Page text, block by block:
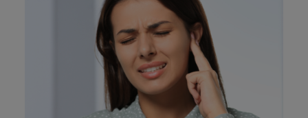
NOSOTROS
BLOG
CONTACTO